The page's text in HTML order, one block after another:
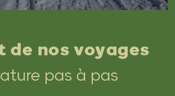
de nos voyages
pas à pas